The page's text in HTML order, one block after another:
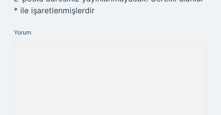
* ile işaretlenmişlerdir
Yorum